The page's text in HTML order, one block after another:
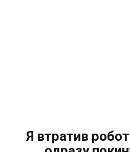
Я втратив